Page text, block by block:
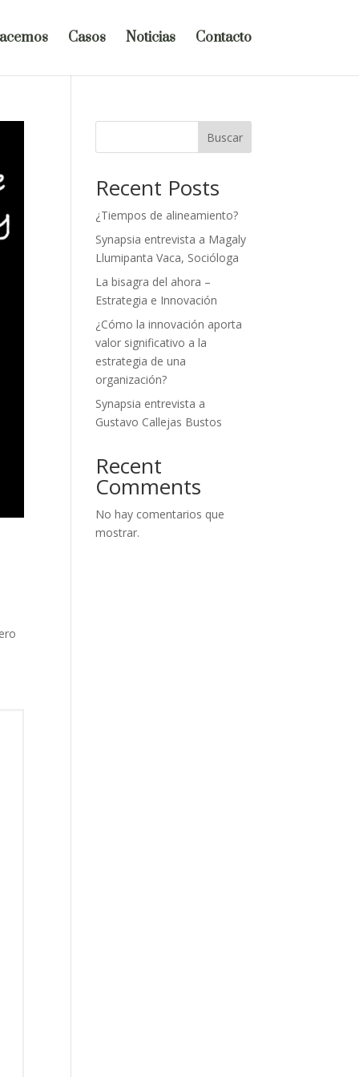
Casos Noticias Contacto
Buscar
Recent Posts
¿Tiempos de alineamiento?
Synapsia entrevista a Magaly
Llumipanta Vaca, Socióloga
La bisagra del ahora –
Estrategia e Innovación
¿Cómo la innovación aporta
valor significativo a la
estrategia de una
organización?
Synapsia entrevista a
Gustavo Callejas Bustos
Recent
Comments
No hay comentarios que
mostrar.